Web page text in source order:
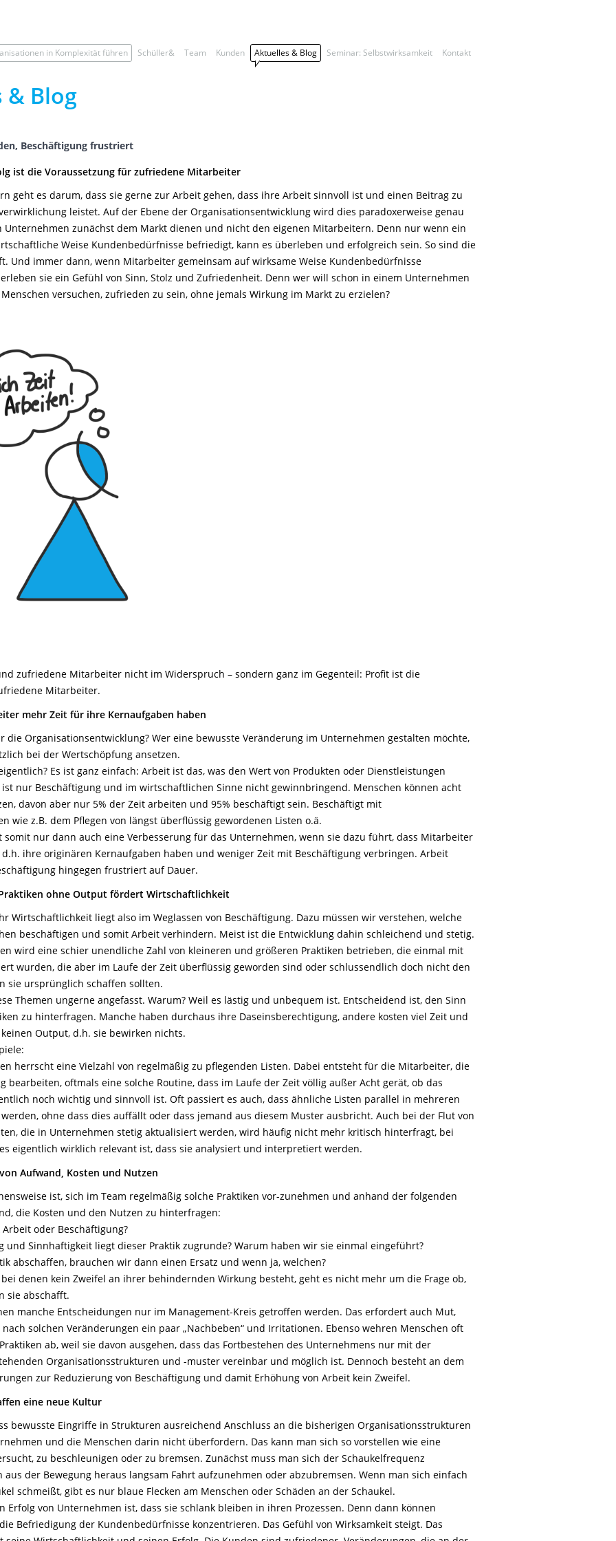
in Komplexität führen Schüller& Team Kunden Aktuelles & Blog Seminar: Selbstwirksamkeit Kontakt
& Blog
Beschäftigung frustriert
ist die Voraussetzung für zufriedene Mitarbeiter
geht es darum, dass sie gerne zur Arbeit gehen, dass ihre Arbeit sinnvoll ist und einen Beitrag zu
leistet. Auf der Ebene der Organisationsentwicklung wird dies paradoxerweise genau
Unternehmen zunächst dem Markt dienen und nicht den eigenen Mitarbeitern. Denn nur wenn ein
Weise Kundenbedürfnisse befriedigt, kann es überleben und erfolgreich sein. So sind die
Und immer dann, wenn Mitarbeiter gemeinsam auf wirksame Weise Kundenbedürfnisse
sie ein Gefühl von Sinn, Stolz und Zufriedenheit. Denn wer will schon in einem Unternehmen
versuchen, zufrieden zu sein, ohne jemals Wirkung im Markt zu erzielen?
zufriedene Mitarbeiter nicht im Widerspruch – sondern ganz im Gegenteil: Profit ist die
Mitarbeiter.
mehr Zeit für ihre Kernaufgaben haben
die Organisationsentwicklung? Wer eine bewusste Veränderung im Unternehmen gestalten möchte,
bei der Wertschöpfung ansetzen.
Es ist ganz einfach: Arbeit ist das, was den Wert von Produkten oder Dienstleistungen
nur Beschäftigung und im wirtschaftlichen Sinne nicht gewinnbringend. Menschen können acht
davon aber nur 5% der Zeit arbeiten und 95% beschäftigt sein. Beschäftigt mit
wie z.B. dem Pflegen von längst überflüssig gewordenen Listen o.ä.
somit nur dann auch eine Verbesserung für das Unternehmen, wenn sie dazu führt, dass Mitarbeiter
ihre originären Kernaufgaben haben und weniger Zeit mit Beschäftigung verbringen. Arbeit
hingegen frustriert auf Dauer.
ohne Output fördert Wirtschaftlichkeit
Wirtschaftlichkeit liegt also im Weglassen von Beschäftigung. Dazu müssen wir verstehen, welche
beschäftigen und somit Arbeit verhindern. Meist ist die Entwicklung dahin schleichend und stetig.
wird eine schier unendliche Zahl von kleineren und größeren Praktiken betrieben, die einmal mit
wurden, die aber im Laufe der Zeit überflüssig geworden sind oder schlussendlich doch nicht den
sie ursprünglich schaffen sollten.
Themen ungerne angefasst. Warum? Weil es lästig und unbequem ist. Entscheidend ist, den Sinn
zu hinterfragen. Manche haben durchaus ihre Daseinsberechtigung, andere kosten viel Zeit und
Output, d.h. sie bewirken nichts.
herrscht eine Vielzahl von regelmäßig zu pflegenden Listen. Dabei entsteht für die Mitarbeiter, die
bearbeiten, oftmals eine solche Routine, dass im Laufe der Zeit völlig außer Acht gerät, ob das
noch wichtig und sinnvoll ist. Oft passiert es auch, dass ähnliche Listen parallel in mehreren
ohne dass dies auffällt oder dass jemand aus diesem Muster ausbricht. Auch bei der Flut von
die in Unternehmen stetig aktualisiert werden, wird häufig nicht mehr kritisch hinterfragt, bei
eigentlich wirklich relevant ist, dass sie analysiert und interpretiert werden.
Aufwand, Kosten und Nutzen
ist, sich im Team regelmäßig solche Praktiken vor-zunehmen und anhand der folgenden
die Kosten und den Nutzen zu hinterfragen:
oder Beschäftigung?
und Sinnhaftigkeit liegt dieser Praktik zugrunde? Warum haben wir sie einmal eingeführt?
abschaffen, brauchen wir dann einen Ersatz und wenn ja, welchen?
denen kein Zweifel an ihrer behindernden Wirkung besteht, geht es nicht mehr um die Frage ob,
sie abschafft.
manche Entscheidungen nur im Management-Kreis getroffen werden. Das erfordert auch Mut,
solchen Veränderungen ein paar „Nachbeben“ und Irritationen. Ebenso wehren Menschen oft
ab, weil sie davon ausgehen, dass das Fortbestehen des Unternehmens nur mit der
Organisationsstrukturen und -muster vereinbar und möglich ist. Dennoch besteht an dem
zur Reduzierung von Beschäftigung und damit Erhöhung von Arbeit kein Zweifel.
eine neue Kultur
bewusste Eingriffe in Strukturen ausreichend Anschluss an die bisherigen Organisationsstrukturen
und die Menschen darin nicht überfordern. Das kann man sich so vorstellen wie eine
zu beschleunigen oder zu bremsen. Zunächst muss man sich der Schaukelfrequenz
aus der Bewegung heraus langsam Fahrt aufzunehmen oder abzubremsen. Wenn man sich einfach
schmeißt, gibt es nur blaue Flecken am Menschen oder Schäden an der Schaukel.
Erfolg von Unternehmen ist, dass sie schlank bleiben in ihren Prozessen. Denn dann können
Befriedigung der Kundenbedürfnisse konzentrieren. Das Gefühl von Wirksamkeit steigt. Das